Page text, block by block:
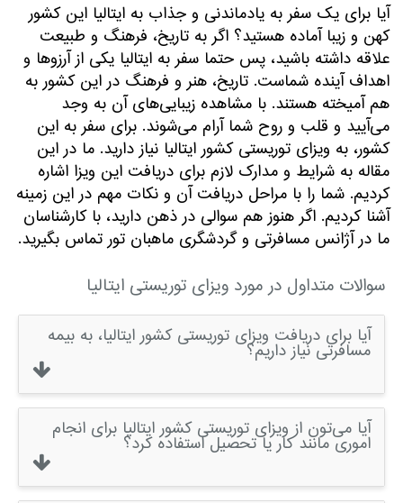
آیا برای یک سفر به یادماندنی و جذاب به ایتالیا این کشور
کهن و زیبا آماده هستید؟ اگر به تاریخ، فرهنگ و طبیعت
علاقه داشته باشید، پس حتماً سفر به ایتالیا یکی از آرزوها و
اهداف آینده شماست. تاریخ، هنر و فرهنگ در این کشور به
هم آمیخته هستند. با مشاهده زیبایی‌های آن به وجد
می‌آیید و قلب و روح شما آرام می‌شوند. برای سفر به این
کشور، به ویزای توریستی کشور ایتالیا نیاز دارید. ما در این
مقاله به شرایط و مدارک لازم برای دریافت این ویزا اشاره
کردیم. شما را با مراحل دریافت آن و نکات مهم در این زمینه
آشنا کردیم. اگر هنوز هم سوالی در ذهن دارید، با کارشناسان
ما در آژانس مسافرتی و گردشگری ماهبان تور تماس بگیرید.
سوالات متداول در مورد ویزای توریستی ایتالیا
آیا برای دریافت ویزای توریستی کشور ایتالیا، به بیمه
مسافرتی نیاز داریم؟
آیا می‌تون از ویزای توریستی کشور ایتالیا برای انجام
اموری مانند کار یا تحصیل استفاده کرد؟